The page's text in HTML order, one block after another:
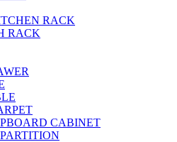
RACK
RACK
CABINET